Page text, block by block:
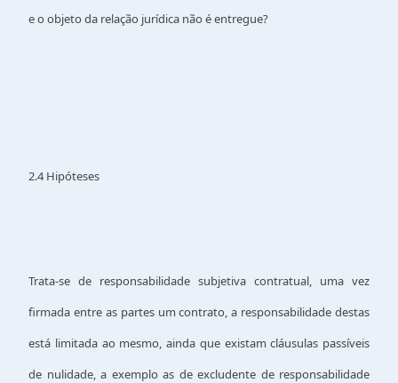
e o objeto da relação jurídica não é entregue?
2.4 Hipóteses
Trata-se de responsabilidade subjetiva contratual, uma vez
firmada entre as partes um contrato, a responsabilidade destas
está limitada ao mesmo, ainda que existam cláusulas passíveis
de nulidade, a exemplo as de excludente de responsabilidade